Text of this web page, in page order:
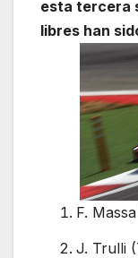
esta tercera
libres han
F.
J. Trulli